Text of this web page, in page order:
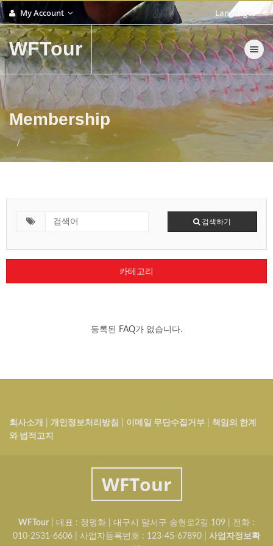
My Account Languages
Toggle
WFTour
Membership
검색하기
카테고리
등록된 FAQ가 없습니다.
회사소개 개인정보처리방침 이메일 무단수집거부
책임의 한계
와 법적고지
WFTour
WFTour | 대표 : 정명화 | 대구시 달서구 송현로2길 109 | 전화 :
010-2531-6606 | 사업자등록번호 : 123-45-67890
사업자정보확